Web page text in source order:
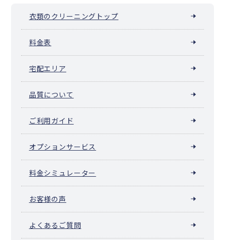
衣類のクリーニングトップ
料金表
宅配エリア
品質について
ご利用ガイド
オプションサービス
料金シミュレーター
お客様の声
よくあるご質問